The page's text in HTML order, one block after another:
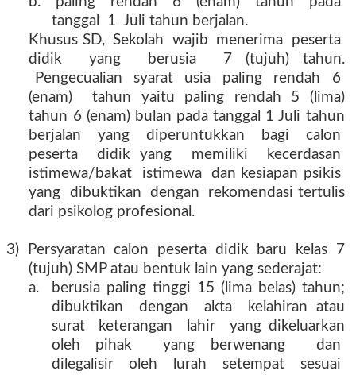
tanggal
1 Juli tahun berjalan.
Khusus SD, Sekolah wajib menerima
peserta
didik
yang berusia
7 (tujuh) tahun.
Pengecualian
syarat usia paling rendah
6
(enam)
tahun yaitu paling rendah 5 (lima)
tahun 6 (enam) bulan pada tanggal 1 Juli tahun
berjalan
yang diperuntukkan bagi
calon
peserta
didik yang memiliki
kecerdasan
istimewa/bakat
istimewa
dan kesiapan psikis
yang
dibuktikan dengan
rekomendasi tertulis
dari psikolog profesional.
3) Persyaratan calon peserta didik baru kelas 7
(tujuh) SMP atau bentuk lain yang sederajat:
a.
berusia paling tinggi 15 (lima belas) tahun;
dibuktikan
dengan akta
kelahiran atau
surat
keterangan lahir
yang dikeluarkan
oleh pihak
yang berwenang
dan
dilegalisir
oleh lurah setempat
sesuai